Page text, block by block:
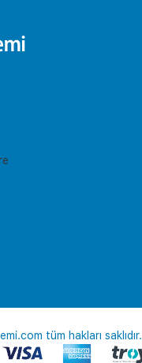
tüm hakları saklıdır.